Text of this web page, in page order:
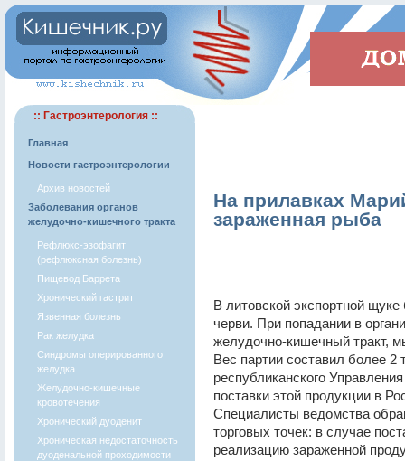
:: Гастроэнтерология ::
Главная
Новости гастроэнтерологии
Архив новостей
Заболевания органов
желудочно-кишечного тракта
Рефлюкс-эзофагит
(рефлюксная болезнь)
Пищевод Баррета
Хронический гастрит
Язвенная болезнь
Рак желудка
Синдромы оперированного
желудка
Желудочно-кишечные
кровотечения
Хронический дуоденит
Хроническая недостаточность
дуоденальной проходимости
На прилавках
зараженная рыба
В литовской экспортной
черви. При попадании в
желудочно-кишечный тракт,
Вес партии составил более
республиканского
поставки этой продукции в
Специалисты ведомства
торговых точек: в случае
реализацию зараженной